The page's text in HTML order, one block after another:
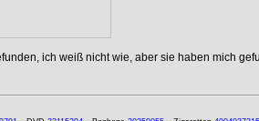
ich weiß nicht wie, aber sie haben mich